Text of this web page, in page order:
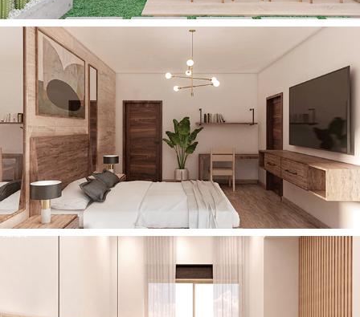
2021
CASA LA PAZ